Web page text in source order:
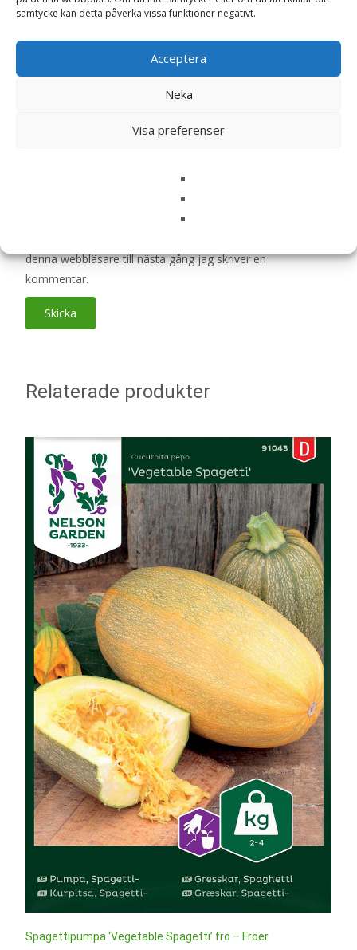
samtycke kan detta påverka vissa funktioner negativt.
Acceptera
Neka
Visa preferenser
Ditt betyg *
Din recension*
denna webbläsare till nästa gång jag skriver en
kommentar.
Relaterade produkter
Spagettipumpa ‘Vegetable Spagetti’ frö – Fröer